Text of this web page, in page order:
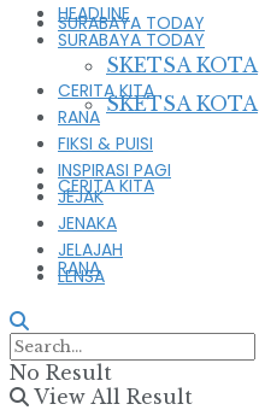
SURABAYA TODAY
SKETSA KOTA
CERITA KITA
RANA
FIKSI & PUISI
HEADLINE
SURABAYA TODAY
SKETSA KOTA
CERITA KITA
RANA
FIKSI & PUISI
INSPIRASI PAGI
JEJAK
JENAKA
JELAJAH
LENSA
No Result
View All Result